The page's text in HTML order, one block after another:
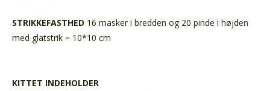
STRIKKEFASTHED 16 masker i bredden og 20 pinde i højden
med glatstrik = 10*10 cm
KITTET INDEHOLDER